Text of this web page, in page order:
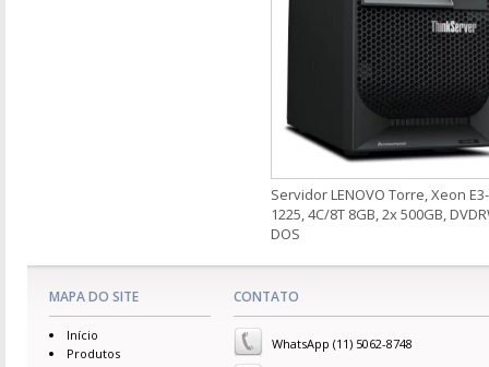
Servidor LENOVO Torre, Xeon E3-
1225, 4C/8T 8GB, 2x 500GB,
DOS
MAPA DO SITE
Início
Produtos
CONTATO
WhatsApp (11) 5062-8748